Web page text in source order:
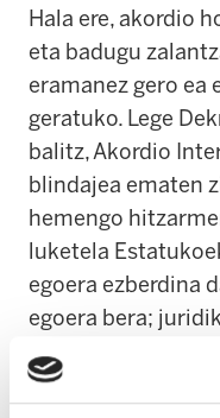
Hala ere, akordio
eta badugu
eramanez gero ea
geratuko. Lege
balitz, Akordio
blindajea ematen
hemengo
luketela
egoera ezberdina
egoera bera;
da eta ez da behar
Interprofesionalik.